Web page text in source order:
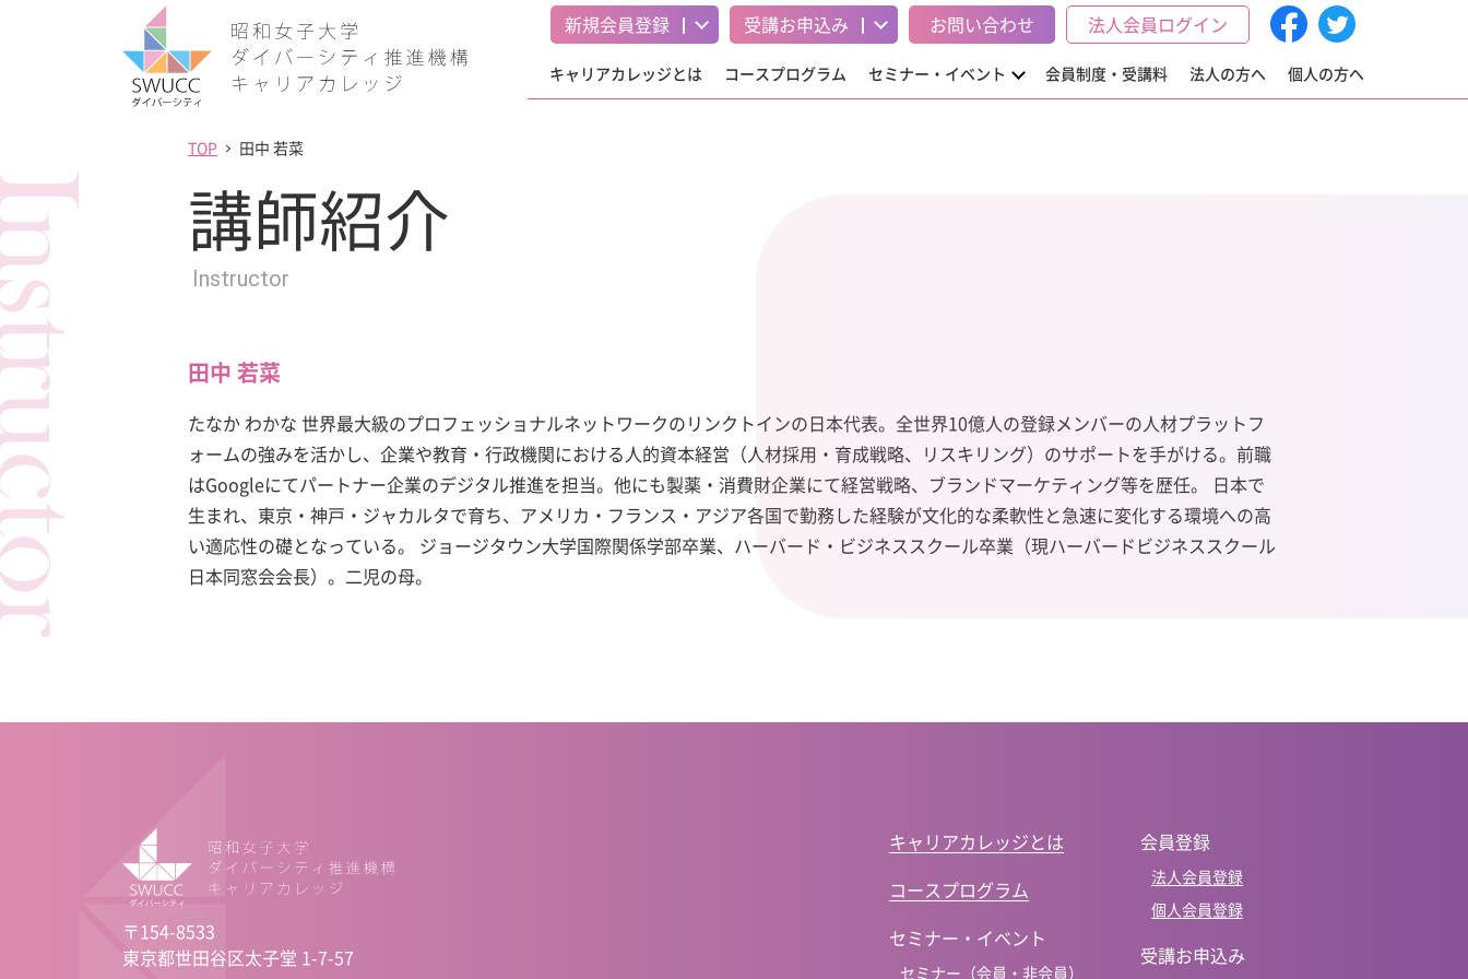
新規会員登録 受講お申込み お問い合わせ 法人会員ログイン
キャリアカレッジとは コースプログラム セミナー・イベント 会員制度・受講料 法人の方へ 個人の方へ
TOP 田中 若菜
講師紹介
Instructor
田中 若菜
たなか わかな 世界最大級のプロフェッショナルネットワークのリンクトインの日本代表。 全世界10億人の登録メンバーの人材プラットフ
ォームの強みを活かし、企業や教育・行政機関における人的資本経営（人材採用・育成戦略、リスキリング）のサポートを手がける。 前職
はGoogleにてパートナー企業のデジタル推進を担当。 他にも製薬・消費財企業にて経営戦略、 ブランドマーケティング等を歴任。 日本で
生まれ、東京・神戸・ジャカルタで育ち、アメリカ・ フランス・ アジア各国で勤務した経験が文化的な柔軟性と急速に変化する環境への高
い適応性の礎となっている。 ジョージタウン大学国際関係学部卒業、ハーバード・ ビジネススクール卒業（現ハーバードビジネススクール
日本同窓会会長）。二児の母。
〒154-8533
東京都世田谷区太子堂 1-7-57
キャリアカレッジとは
コースプログラム
セミナー・イベント
セミナー（会員・非会員）
会員登録
法人会員登録
個人会員登録
受講お申込み